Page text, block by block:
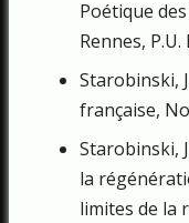
Poétique
Rennes,
Starobinski,
française,
Starobinski,
la
limites de la